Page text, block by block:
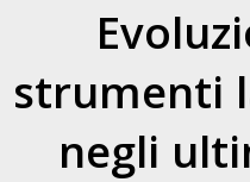
strumenti
negli